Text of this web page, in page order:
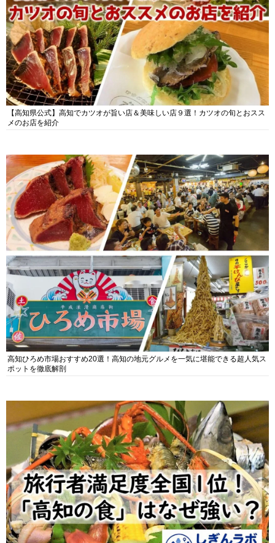
【高知県公式】高知でカツオが旨い店＆美味しい店９選！カツオの旬とおスス
メのお店を紹介
高知ひろめ市場おすすめ20選！高知の地元グルメを一気に堪能できる超人気ス
ポットを徹底解剖